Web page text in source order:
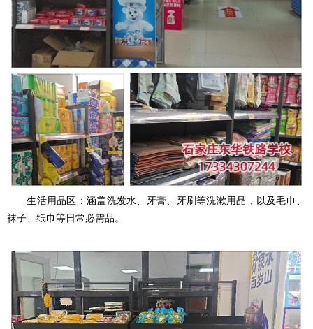
生活用品区：涵盖洗发水、牙膏、牙刷等洗漱用品，以及毛巾、
袜子、纸巾等日常必需品。